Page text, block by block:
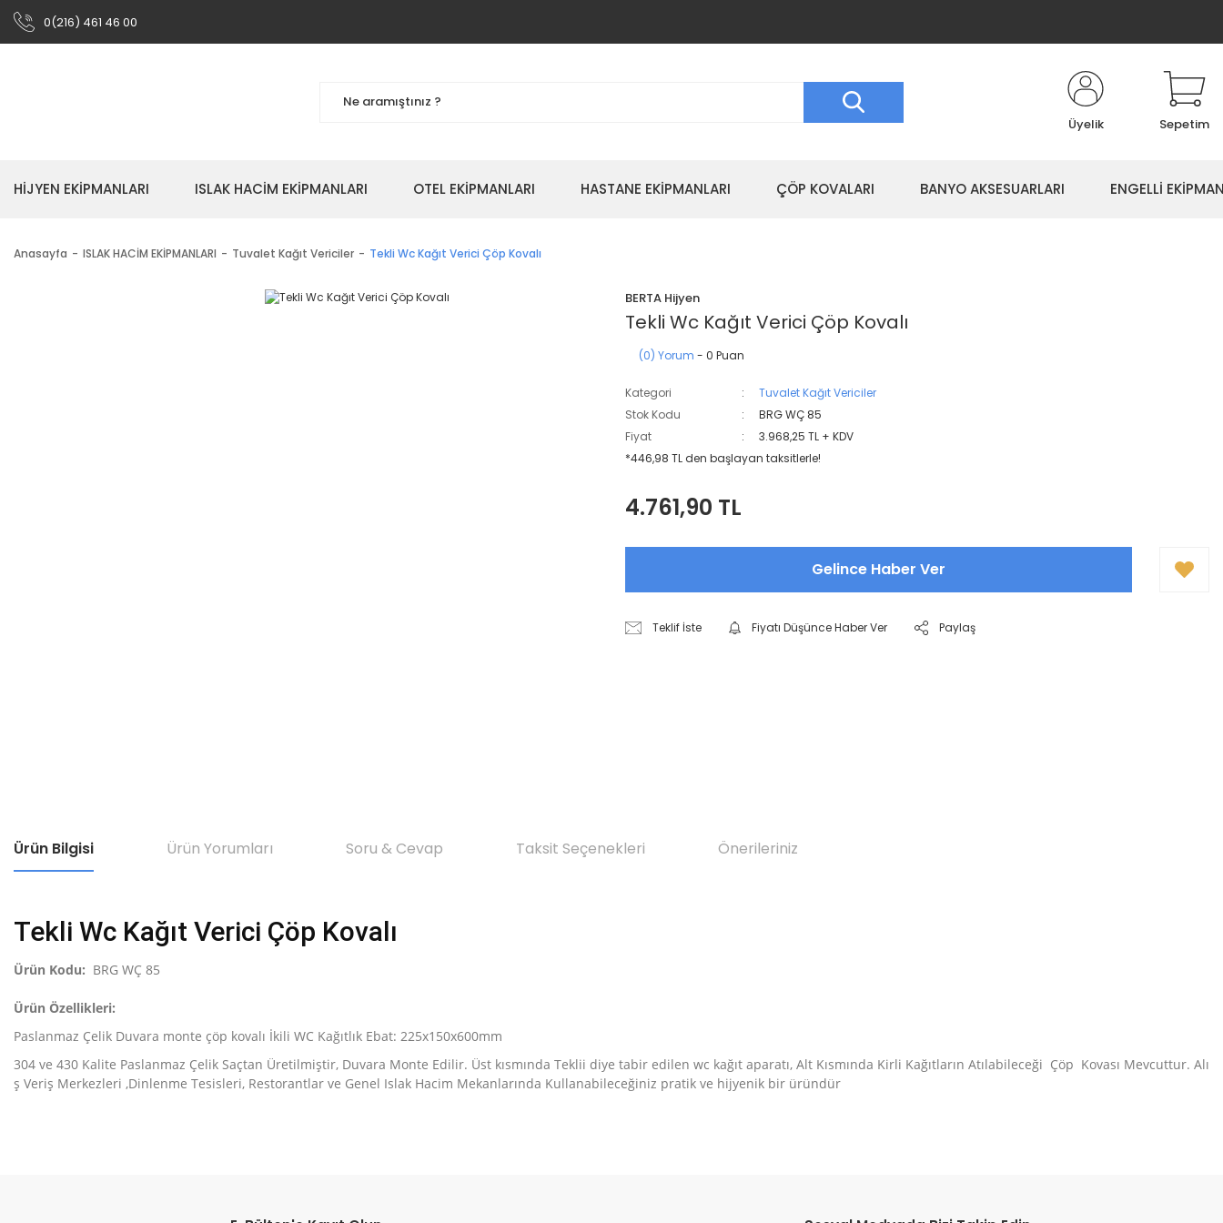
0(216) 461 46 00
Üyelik Sepetim
HİJYEN EKİPMANLARI ISLAK HACİM EKİPMANLARI OTEL EKİPMANLARI HASTANE EKİPMANLARI ÇÖP KOVALARI BANYO AKSESUARLARI ENGELLİ
Anasayfa ISLAK HACİM EKİPMANLARI Tuvalet Kağıt Vericiler Tekli Wc Kağıt Verici Çöp Kovalı
BERTA Hijyen
Tekli Wc Kağıt Verici Çöp Kovalı
(0) Yorum - 0 Puan
Kategori
Tuvalet Kağıt Vericiler
Stok Kodu
BRG WÇ 85
Fiyat
3.968,25 TL + KDV
*446,98 TL den başlayan taksitlerle!
4.761,90 TL
Gelince Haber Ver
Teklif İste Fiyatı Düşünce Haber Ver Paylaş
Ürün Bilgisi Ürün Yorumları Soru & Cevap Taksit Seçenekleri Önerileriniz
Tekli Wc Kağıt Verici Çöp Kovalı
Ürün Kodu: BRG WÇ 85
Ürün Özellikleri:
Paslanmaz Çelik Duvara monte çöp kovalı İkili WC Kağıtlık Ebat: 225x150x600mm
304 ve 430 Kalite Paslanmaz Çelik Saçtan Üretilmiştir, Duvara Monte Edilir. Üst kısmında Teklii diye tabir edilen wc kağıt aparatı, Alt Kısmında Kirli Kağıtların Atılabileceği Çöp Kovası Mevcuttur. Alı
ş Veriş Merkezleri ,Dinlenme Tesisleri, Restorantlar ve Genel Islak Hacim Mekanlarında Kullanabileceğiniz pratik ve hijyenik bir üründür